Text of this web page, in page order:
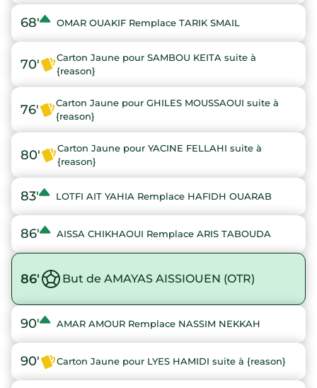
68' OMAR OUAKIF Remplace TARIK SMAIL
70'
Carton Jaune pour SAMBOU KEITA suite à
{reason}
76'
Carton Jaune pour GHILES MOUSSAOUI suite à
{reason}
80'
Carton Jaune pour YACINE FELLAHI suite à
{reason}
83' LOTFI AIT YAHIA Remplace HAFIDH OUARAB
86' AISSA CHIKHAOUI Remplace ARIS TABOUDA
86' But de AMAYAS AISSIOUEN (OTR)
90' AMAR AMOUR Remplace NASSIM NEKKAH
90' Carton Jaune pour LYES HAMIDI suite à {reason}